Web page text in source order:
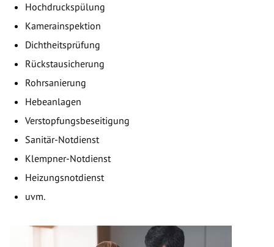
Hochdruckspülung
Kamerainspektion
Dichtheitsprüfung
Rückstausicherung
Rohrsanierung
Hebeanlagen
Verstopfungsbeseitigung
Sanitär-Notdienst
Klempner-Notdienst
Heizungsnotdienst
uvm.